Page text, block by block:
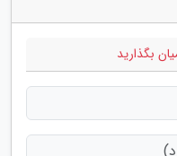
بگذارید